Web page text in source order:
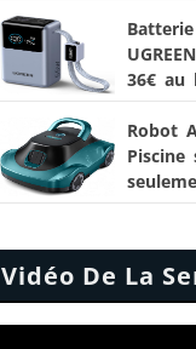
36€ au
Robot
Piscine
Vidéo De La